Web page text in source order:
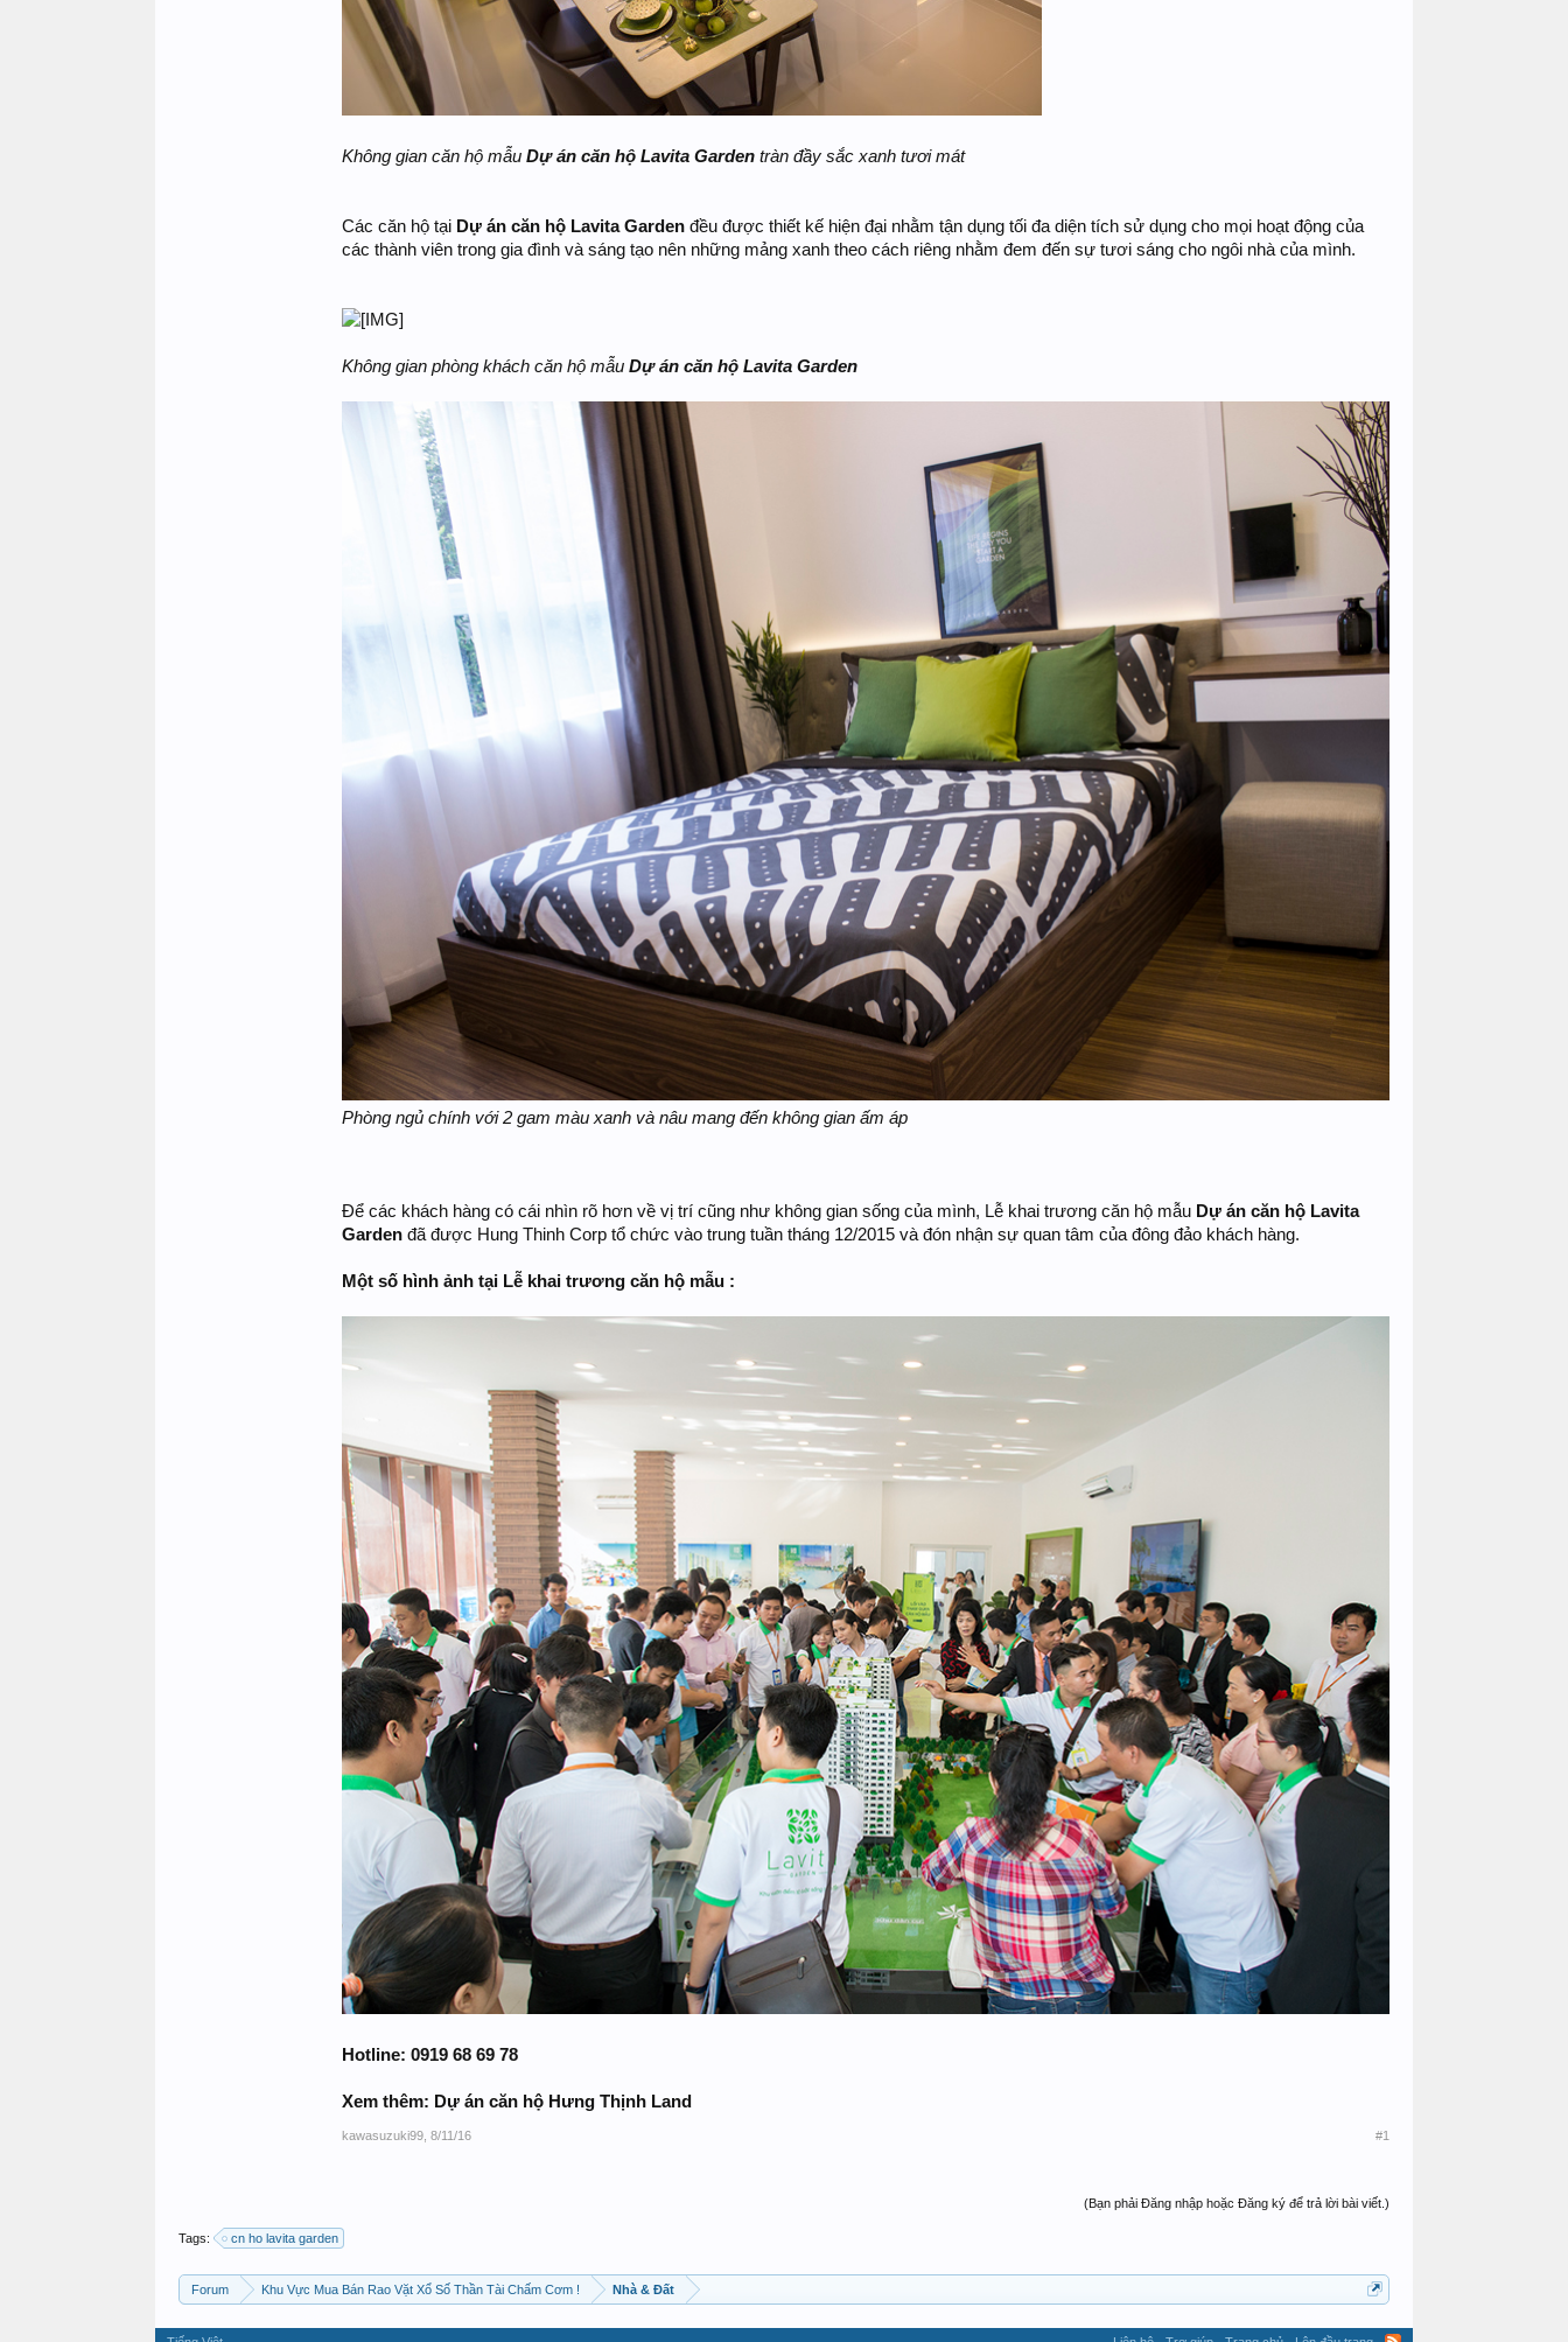
Không gian căn hộ mẫu Dự án căn hộ Lavita Garden tràn đầy sắc xanh tươi mát
Các căn hộ tại Dự án căn hộ Lavita Garden đều được thiết kế hiện đại nhằm tận dụng tối đa diện tích sử dụng cho mọi hoạt động của
các thành viên trong gia đình và sáng tạo nên những mảng xanh theo cách riêng nhằm đem đến sự tươi sáng cho ngôi nhà của mình.
Không gian phòng khách căn hộ mẫu Dự án căn hộ Lavita Garden
Phòng ngủ chính với 2 gam màu xanh và nâu mang đến không gian ấm áp
Để các khách hàng có cái nhìn rõ hơn về vị trí cũng như không gian sống của mình, Lễ khai trương căn hộ mẫu Dự án căn hộ Lavita
Garden đã được Hung Thinh Corp tổ chức vào trung tuần tháng 12/2015 và đón nhận sự quan tâm của đông đảo khách hàng.
Một số hình ảnh tại Lễ khai trương căn hộ mẫu :
Hotline: 0919 68 69 78
Xem thêm: Dự án căn hộ Hưng Thịnh Land
kawasuzuki99 8/11/16 #1
(Bạn phải Đăng nhập hoặc Đăng ký để trả lời bài viết.)
Tags: cn ho lavita garden
Forum Khu Vực Mua Bán Rao Vặt Xổ Số Thần Tài Chấm Cơm ! Nhà & Đất